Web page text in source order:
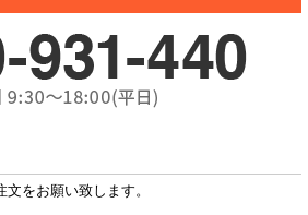
をお願い致します。